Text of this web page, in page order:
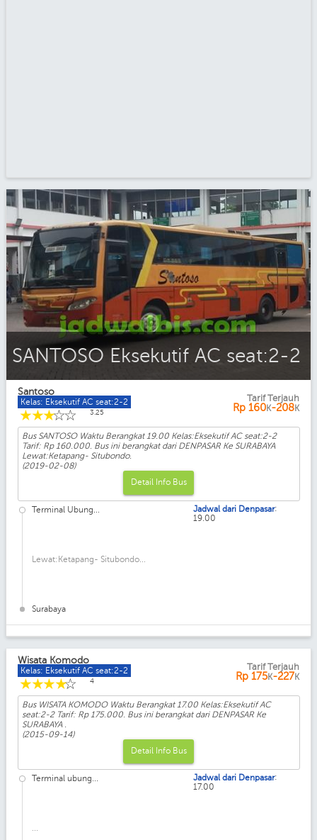
SANTOSO Eksekutif AC seat:2-2
Santoso
Kelas: Eksekutif AC seat:2-2
☆
☆
☆
☆
☆ 3.25
Tarif Terjauh
Rp 160K-208K
Bus SANTOSO Waktu Berangkat 19.00 Kelas:Eksekutif AC seat:2-2
Tarif: Rp 160.000. Bus ini berangkat dari DENPASAR Ke SURABAYA
Lewat:Ketapang- Situbondo.
(2019-02-08)
Detail Info Bus
Terminal Ubung...
Lewat:Ketapang- Situbondo...
Surabaya
Jadwal dari Denpasar:
19.00
Wisata Komodo
Kelas: Eksekutif AC seat:2-2
☆
☆
☆
☆
☆ 4
Tarif Terjauh
Rp 175K-227K
Bus WISATA KOMODO Waktu Berangkat 17.00 Kelas:Eksekutif AC
seat:2-2 Tarif: Rp 175.000. Bus ini berangkat dari DENPASAR Ke
SURABAYA .
(2015-09-14)
Detail Info Bus
Terminal ubung... Jadwal dari Denpasar:
17.00